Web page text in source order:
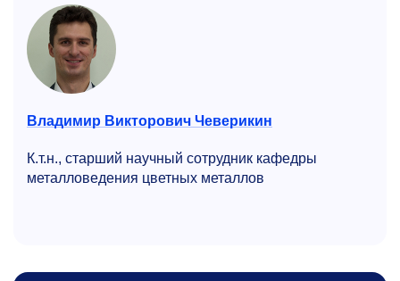
Владимир Викторович Чеверикин
К.т.н., старший научный сотрудник кафедры
металловедения цветных металлов